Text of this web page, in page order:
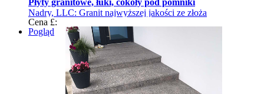
Płyty granitowe, łuki, cokoły pod pomniki
Nadry, LLC: Granit najwyższej jakości ze złoża
Malofedorivskoe
Cena £:
Pogląd